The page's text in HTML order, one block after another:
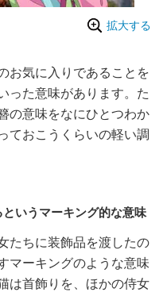
拡大する
お気に入りであることを
った意味があります。た
の意味をなにひとつわか
ておこうくらいの軽い調
いうマーキング的な意味
たちに装飾品を渡したの
マーキングのような意味
は首飾りを、ほかの侍女